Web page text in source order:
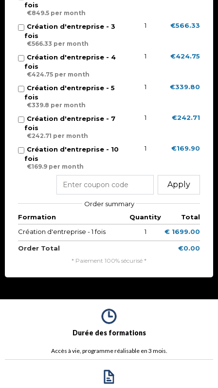
fois
€849.5 per month
Création d'entreprise - 3
fois
€566.33 per month
1 €566.33
Création d'entreprise - 4
fois
€424.75 per month
1 €424.75
Création d'entreprise - 5
fois
€339.8 per month
1 €339.80
Création d'entreprise - 7
fois
€242.71 per month
1 €242.71
Création d'entreprise - 10
fois
€169.9 per month
1 €169.90
Apply
Order summary
Formation
Quantity
Total
Création d'entreprise - 1 fois
1 € 1699.00
Order Total €0.00
* Paiement 100% sécurisé *
Durée des formations
Accès à vie, programme réalisable en 3 mois.